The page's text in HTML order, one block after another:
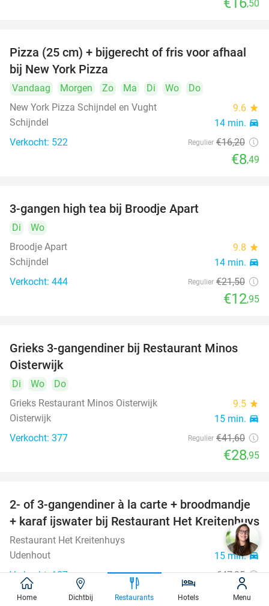
,50
48%
Pizza (25 cm) + bijgerecht of fris voor afhaal
bij New York Pizza
Vandaag Morgen Zo Ma Di Wo
Do
New York Pizza Schijndel en Vught
9.6 star
Schijndel 14 min. directions_car
Verkocht: 522 Regulier €16,20
€8,49
3-gangen high tea bij Broodje Apart
Di
Wo
Broodje Apart
9.8 star
Schijndel 14 min. directions_car
Verkocht: 444 Regulier €21,50
€12,95
30%
Grieks 3-gangendiner bij Restaurant Minos
Oisterwijk
Di Wo
Do
Grieks Restaurant Minos Oisterwijk
9.5 star
Oisterwijk 15 min. directions_car
Verkocht: 377 Regulier €41,60
€28,95
38%
2- of 3-gangendiner à la carte + broodmandje
+ karaf ijswater bij Restaurant Het Kreitenhuys
Restaurant Het Kreitenhuys 9.3star
Udenhout 15 min.directions_car
Verkocht: 187 Regulier €47,35
€29
Home Dichtbij Restaurants Hotels Menu